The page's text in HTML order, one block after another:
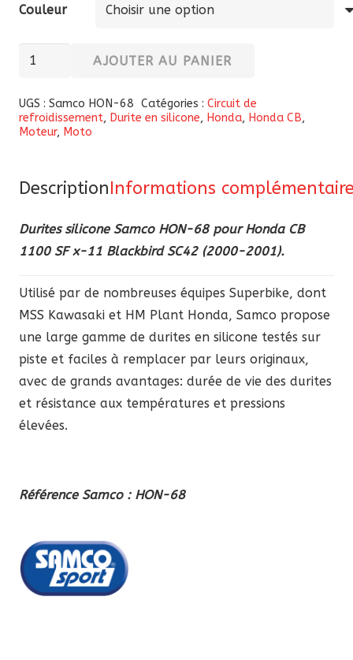
Couleur
quantité
Durites
silicone
Samco
68
Honda
CB
SF
X-
11
Blackbird
SC42
2000-
2001
AJOUTER AU PANIER
UGS : Samco HON-68 Catégories : Circuit de
refroidissement, Durite en silicone, Honda, Honda CB,
Moteur, Moto
DescriptionInformations
Durites silicone Samco HON-68 pour Honda CB
1100 SF x-11 Blackbird SC42 (2000-2001).
Utilisé par de nombreuses équipes Superbike, dont
MSS Kawasaki et HM Plant Honda, Samco propose
une large gamme de durites en silicone testés sur
piste et faciles à remplacer par leurs originaux,
avec de grands avantages: durée de vie des durites
et résistance aux températures et pressions
élevées.
Référence Samco : HON-68